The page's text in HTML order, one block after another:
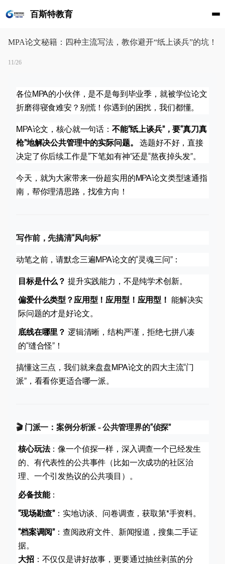
百斯特教育
MPA论文秘籍：四种主流写法，教你避开“纸上谈兵”的坑！
11/26
各位MPA的小伙伴，是不是每到毕业季，就被学位论文
折磨得寝食难安？别慌！你遇到的困扰，我们都懂。
MPA论文，核心就一句话： 不能“纸上谈兵”，要“真刀真
枪”地解决公共管理中的实际问题。
选题好不好，直接
决定了你后续工作是“下笔如有神”还是“熬夜掉头发”。
今天，就为大家带来一份超实用的MPA论文类型速通指
南，帮你理清思路，找准方向！
写作前，先搞清“风向标”
动笔之前，请默念三遍MPA论文的“灵魂三问”：
目标是什么？ 提升实践能力，不是纯学术创新。
偏爱什么类型？ 应用型！应用型！应用型！ 能解决实
际问题的才是好论文。
底线在哪里？ 逻辑清晰，结构严谨，拒绝七拼八凑
的“缝合怪”！
搞懂这三点，我们就来盘盘MPA论文的四大主流“门
派”，看看你更适合哪一派。
🎬 门派一：案例分析派 - 公共管理界的“侦探”
核心玩法：像一个侦探一样，深入调查一个已经发生
的、有代表性的公共事件（比如一次成功的社区治
理、一个引发热议的公共项目）。
必备技能：
“现场勘查”：实地访谈、问卷调查，获取第*手资料。
“档案调阅”：查阅政府文件、新闻报道，搜集二手证
据。
大招：不仅仅是讲好故事，更要通过抽丝剥茧的分